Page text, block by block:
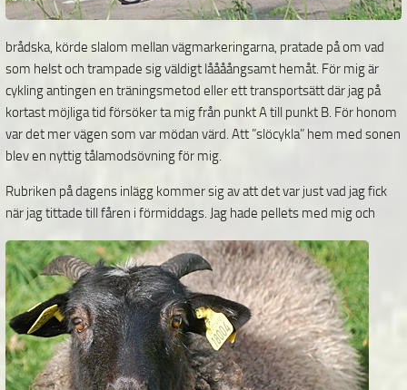
brådska, körde slalom mellan vägmarkeringarna, pratade på om vad
som helst och trampade sig väldigt låååångsamt hemåt. För mig är
cykling antingen en träningsmetod eller ett transportsätt där jag på
kortast möjliga tid försöker ta mig från punkt A till punkt B. För honom
var det mer vägen som var mödan värd. Att ”slöcykla” hem med sonen
blev en nyttig tålamodsövning för mig.
Rubriken på dagens inlägg kommer sig av att det var just vad jag fick
när jag tittade till fåren i förmiddags. Jag hade pellets med mig och